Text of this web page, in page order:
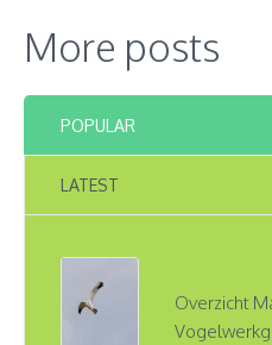
More posts
POPULAR
LATEST
Overzicht